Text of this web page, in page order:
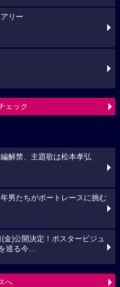
リー
ェック
解禁、主題歌は松本孝弘
男たちがボートレースに挑む
(金)公開決定！ポスタービジュ
巡る今...
へ